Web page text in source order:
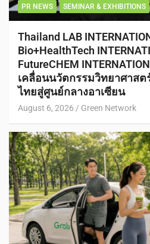
PR NEWS SEMINAR & EXHIBITIONS
Thailand LAB
Bio+HealthTech
FutureCHEM
เคลื่อนนวัตกรรมวิทยาศาส
ไทยสู่ศูนย์กลางอาเซียน
August 6, 2026 Green Network